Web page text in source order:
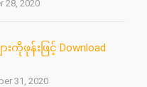
28, 2020
ားကိုဖုန်းဖြင့် Download
31, 2020